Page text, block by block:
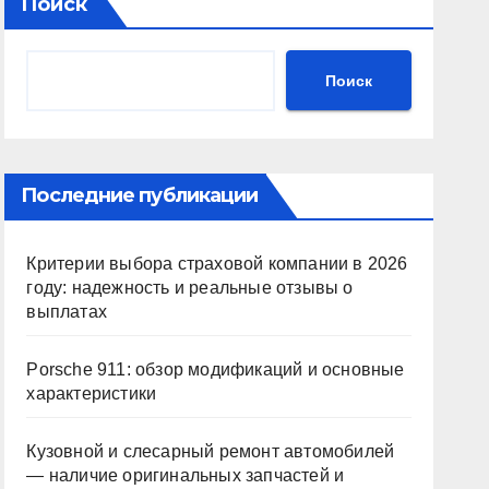
Поиск
Последние публикации
Критерии выбора страховой компании в 2026
году: надежность и реальные отзывы о
выплатах
Porsche 911: обзор модификаций и основные
характеристики
Кузовной и слесарный ремонт автомобилей
— наличие оригинальных запчастей и